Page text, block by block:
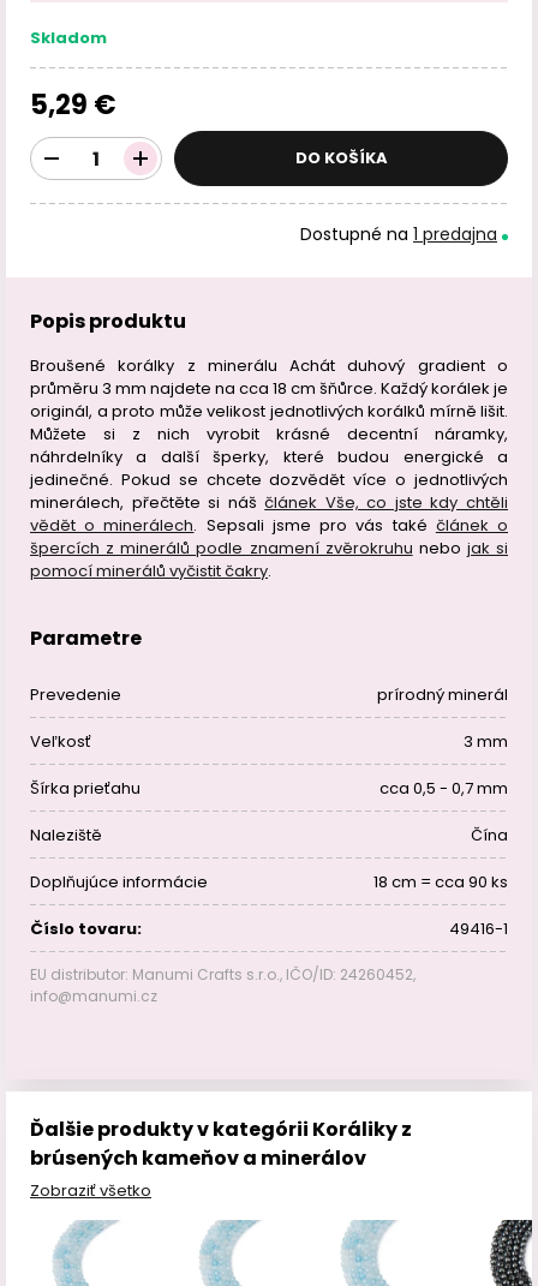
Skladom
5,29 €
DO KOŠÍKA
Dostupné na 1 predajna
Popis produktu
Broušené korálky z minerálu Achát duhový gradient o
průměru 3 mm najdete na cca 18 cm šňůrce. Každý korálek je
originál, a proto může velikost jednotlivých korálků mírně lišit.
Můžete si z nich vyrobit krásné decentní náramky,
náhrdelníky a další šperky, které budou energické a
jedinečné. Pokud se chcete dozvědět více o jednotlivých
minerálech, přečtěte si náščlánek Vše, co jste kdy chtěli
vědět o minerálech. Sepsali jsme pro vás také článek o
špercích z minerálů podle znamení zvěrokruhu nebo jak si
pomocí minerálů vyčistit čakry.
Parametre
Prevedenie prírodný minerál
Veľkosť 3 mm
Šírka prieťahu cca 0,5 - 0,7 mm
Naleziště Čína
Doplňujúce informácie 18 cm = cca 90 ks
Číslo tovaru: 49416-1
EU distributor: Manumi Crafts s.r.o., IČO/ID: 24260452,
info@manumi.cz
Ďalšie produkty v kategórii Koráliky z
brúsených kameňov a minerálov
Zobraziť všetko